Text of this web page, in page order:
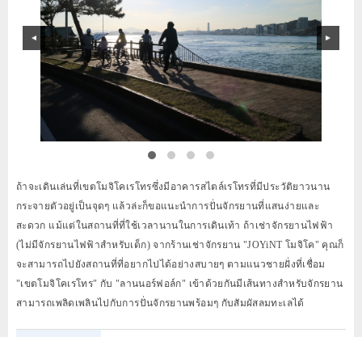
ถ้าจะเดินเล่นที่เขตโมจิโคเรโทรซึ่งมีอาคารสไตล์เรโทรที่มีประวัติยาวนาน
กระจายตัวอยู่เป็นจุดๆ แล้วล่ะก็ขอแนะนำการปั่นจักรยานที่แสนง่ายและ
สะดวก แม้แต่ในสถานที่ที่ใช้เวลานานในการเดินเท้า ถ้าเช่าจักรยานไฟฟ้า
(ไม่มีจักรยานไฟฟ้าสำหรับเด็ก) จากร้านเช่าจักรยาน "JOYiNT โมจิโค" คุณก็
จะสามารถไปยังสถานที่ที่อยากไปได้อย่างสบายๆ ตามแนวชายฝั่งที่เชื่อม
"เขตโมจิโคเรโทร" กับ "ลานนอร์ฟอล์ก" เข้าด้วยกันมีเส้นทางสำหรับจักรยาน
สามารถเพลิดเพลินไปกับการปั่นจักรยานพร้อมๆ กับสัมผัสลมทะเลได้